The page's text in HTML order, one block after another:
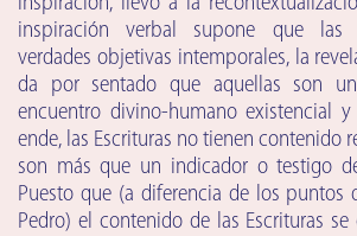
inspiración verbal supone que las
verdades objetivas intemporales, la
da por sentado que aquellas son
encuentro divino-humano existencial
ende, las Escrituras no tienen contenido
son más que un indicador o testigo
Puesto que (a diferencia de los puntos
Pedro) el contenido de las Escrituras